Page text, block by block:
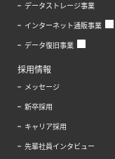
データストレージ事業
インターネット通販事業
データ復旧事業
採用情報
メッセージ
新卒採用
キャリア採用
先輩社員インタビュー